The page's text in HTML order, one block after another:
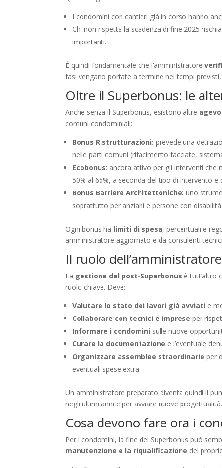
I condomìni con cantieri già in corso hanno
Chi non rispetta la scadenza di fine 2025
importanti.
È quindi fondamentale che l’amministratore
fasi vengano portate a termine nei tempi
Oltre il Superbonus: le
Anche senza il Superbonus, esistono altre
comuni condominiali:
Bonus Ristrutturazioni: prevede una
nelle parti comuni (rifacimento facciate,
Ecobonus: ancora attivo per gli interventi che
50% al 65%, a seconda del tipo di intervento e
Bonus Barriere Architettoniche: uno
soprattutto per anziani e persone con disabilità.
Ogni bonus ha limiti di spesa, percentuali e
amministratore aggiornato e da consulenti
Il ruolo
La gestione del post-Superbonus è tutt’altro
ruolo chiave. Deve:
Valutare lo stato dei lavori già avviati e
Collaborare con tecnici e imprese per
Informare i condomini sulle nuove
Curare la documentazione e l’eventuale
Organizzare assemblee straordinarie per
eventuali spese extra.
Un amministratore preparato diventa quindi il
negli ultimi anni e per avviare nuove progettualità.
Cosa devono fare ora i
Per i condomini, la fine del Superbonus può
manutenzione e la riqualificazione del